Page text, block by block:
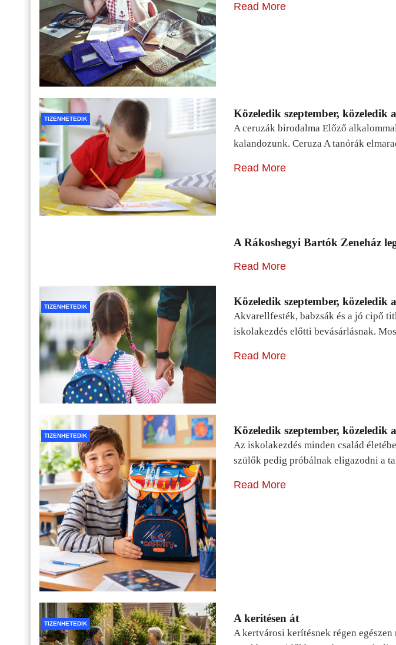
Read More
TIZENHETEDIK Közeledik szeptember, közeledik
A ceruzák birodalma Előző
kalandozunk. Ceruza A tanórák
Read More
A Rákoshegyi Bartók Zeneház
Read More
TIZENHETEDIK Közeledik szeptember, közeledik
Akvarellfesték, babzsák és a jó cipő
iskolakezdés előtti bevásárlásnak.
Read More
TIZENHETEDIK Közeledik szeptember, közeledik
Az iskolakezdés minden család
szülők pedig próbálnak eligazodni a
Read More
TIZENHETEDIK A kerítésen át
A kertvárosi kerítésnek régen